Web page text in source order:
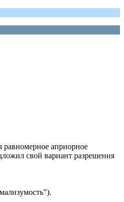
равномерное априорное
свой вариант разрешения